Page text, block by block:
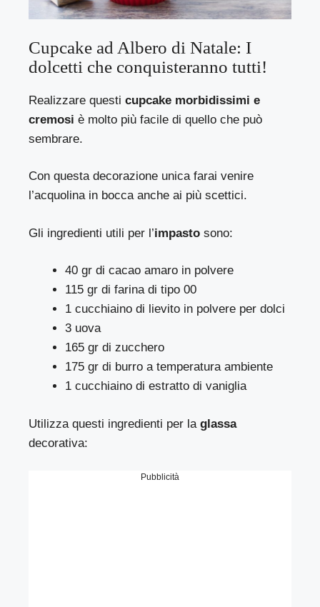
Cupcake ad Albero di Natale: I
dolcetti che conquisteranno tutti!
Realizzare questi cupcake morbidissimi e
cremosi è molto più facile di quello che può
sembrare.
Con questa decorazione unica farai venire
l’acquolina in bocca anche ai più scettici.
Gli ingredienti utili per l’impasto sono:
40 gr di cacao amaro in polvere
115 gr di farina di tipo 00
1 cucchiaino di lievito in polvere per dolci
3 uova
165 gr di zucchero
175 gr di burro a temperatura ambiente
1 cucchiaino di estratto di vaniglia
Utilizza questi ingredienti per laglassa
decorativa:
Pubblicità